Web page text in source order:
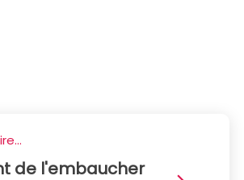
de l'embaucher